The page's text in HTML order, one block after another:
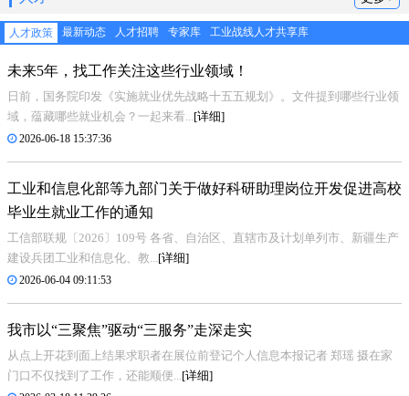
人才政策 最新动态 人才招聘 专家库 工业战线人才共享库
未来5年，找工作关注这些行业领域！
日前，国务院印发《实施就业优先战略十五五规划》。文件提到哪些行业领
域，蕴藏哪些就业机会？一起来看... [详细]
2026-06-18 15:37:36
工业和信息化部等九部门关于做好科研助理岗位开发促进高校
毕业生就业工作的通知
工信部联规〔2026〕109号 各省、自治区、直辖市及计划单列市、新疆生产
建设兵团工业和信息化、教... [详细]
2026-06-04 09:11:53
我市以“三聚焦”驱动“三服务”走深走实
从点上开花到面上结果求职者在展位前登记个人信息本报记者 郑瑶 摄在家
门口不仅找到了工作，还能顺便... [详细]